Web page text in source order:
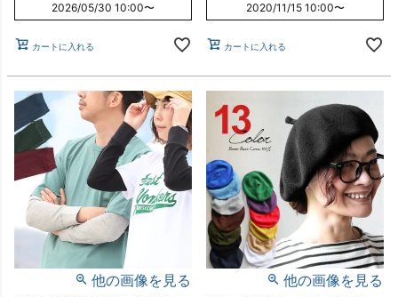
2026/05/30 10:00〜
カートに入れる
2020/11/15 10:00〜
カートに入れる
他の画像を見る 他の画像を見る